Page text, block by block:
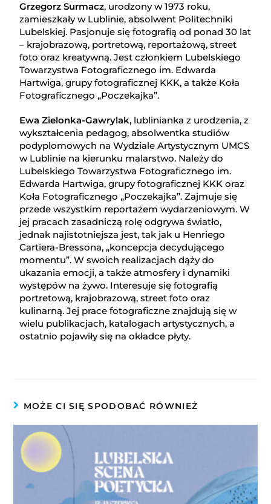
Grzegorz Surmacz, urodzony w 1973 roku,
zamieszkały w Lublinie, absolwent Politechniki
Lubelskiej. Pasjonuje się fotografią od ponad 30 lat
– krajobrazową, portretową, reportażową, street
foto oraz kreatywną. Jest członkiem Lubelskiego
Towarzystwa Fotograficznego im. Edwarda
Hartwiga, grupy fotograficznej KKK, a także Koła
Fotograficznego „Poczekajka”.
Ewa Zielonka-Gawrylak, lublinianka z urodzenia, z
wykształcenia pedagog, absolwentka studiów
podyplomowych na Wydziale Artystycznym UMCS
w Lublinie na kierunku malarstwo. Należy do
Lubelskiego Towarzystwa Fotograficznego im.
Edwarda Hartwiga, grupy fotograficznej KKK oraz
Koła Fotograficznego „Poczekajka”. Zajmuje się
przede wszystkim reportażem wydarzeniowym. W
jej pracach zasadniczą rolę odgrywa światło,
jednak najistotniejsza jest, tak jak u Henriego
Cartiera-Bressona, „koncepcja decydującego
momentu”. W swoich realizacjach dąży do
ukazania emocji, a także atmosfery i dynamiki
występów na żywo. Interesuje się fotografią
portretową, krajobrazową, street foto oraz
kulinarną. Jej prace fotograficzne znajdują się w
wielu publikacjach, katalogach artystycznych, a
ostatnio pojawiły się na okładce płyty.
MOŻE CI SIĘ SPODOBAĆ RÓWNIEŻ